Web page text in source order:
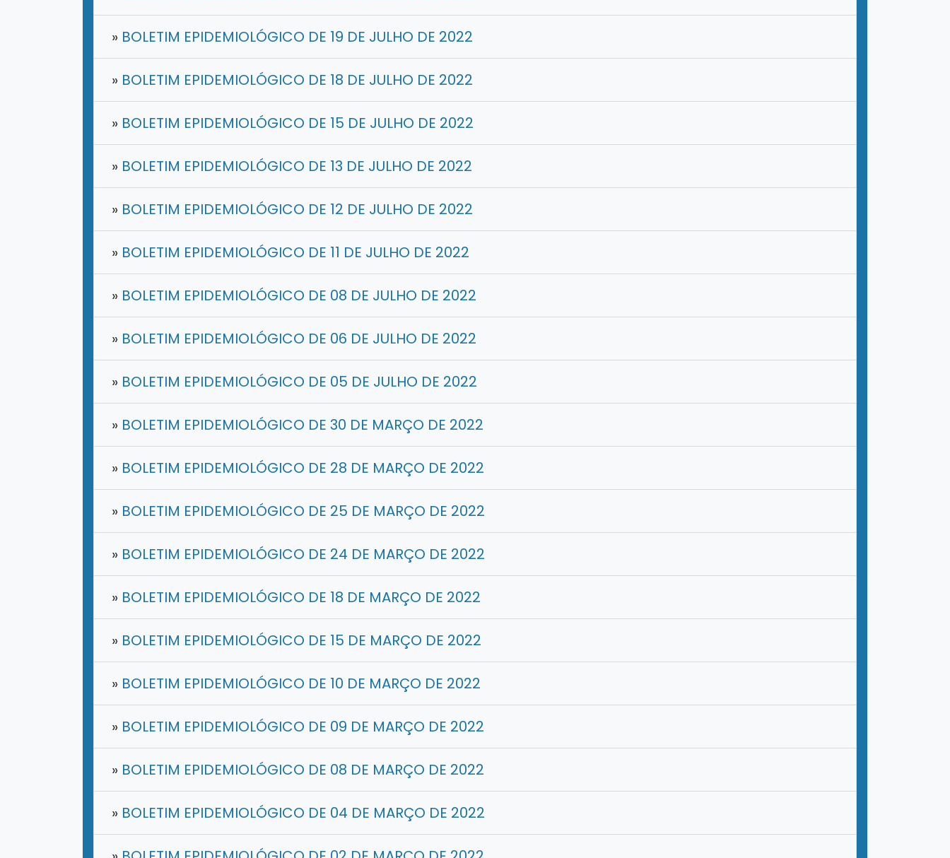
» BOLETIM EPIDEMIOLÓGICO DE 19 DE JULHO DE 2022
» BOLETIM EPIDEMIOLÓGICO DE 18 DE JULHO DE 2022
» BOLETIM EPIDEMIOLÓGICO DE 15 DE JULHO DE 2022
» BOLETIM EPIDEMIOLÓGICO DE 13 DE JULHO DE 2022
» BOLETIM EPIDEMIOLÓGICO DE 12 DE JULHO DE 2022
» BOLETIM EPIDEMIOLÓGICO DE 11 DE JULHO DE 2022
» BOLETIM EPIDEMIOLÓGICO DE 08 DE JULHO DE 2022
» BOLETIM EPIDEMIOLÓGICO DE 06 DE JULHO DE 2022
» BOLETIM EPIDEMIOLÓGICO DE 05 DE JULHO DE 2022
» BOLETIM EPIDEMIOLÓGICO DE 30 DE MARÇO DE 2022
» BOLETIM EPIDEMIOLÓGICO DE 28 DE MARÇO DE 2022
» BOLETIM EPIDEMIOLÓGICO DE 25 DE MARÇO DE 2022
» BOLETIM EPIDEMIOLÓGICO DE 24 DE MARÇO DE 2022
» BOLETIM EPIDEMIOLÓGICO DE 18 DE MARÇO DE 2022
» BOLETIM EPIDEMIOLÓGICO DE 15 DE MARÇO DE 2022
» BOLETIM EPIDEMIOLÓGICO DE 10 DE MARÇO DE 2022
» BOLETIM EPIDEMIOLÓGICO DE 09 DE MARÇO DE 2022
» BOLETIM EPIDEMIOLÓGICO DE 08 DE MARÇO DE 2022
» BOLETIM EPIDEMIOLÓGICO DE 04 DE MARÇO DE 2022